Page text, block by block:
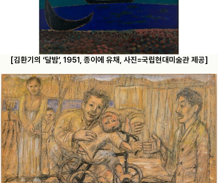
[김환기의 ‘달밤’, 1951, 종이에 유채, 사진=국립현대미술관 제공]